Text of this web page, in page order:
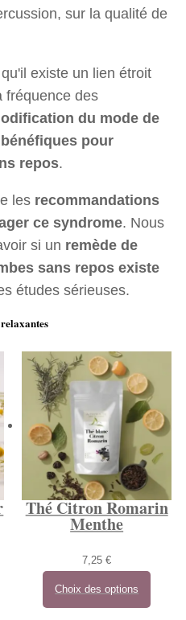
sur la qualité de
existe un lien étroit
fréquence des
du mode de
pour
repos.
les recommandations
ce syndrome. Nous
si un remède de
sans repos existe
études sérieuses.
Thé Citron Romarin
Menthe
7,25€
Choix des options